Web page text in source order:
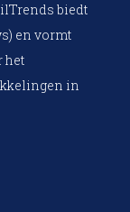
biedt
en vormt
het
in